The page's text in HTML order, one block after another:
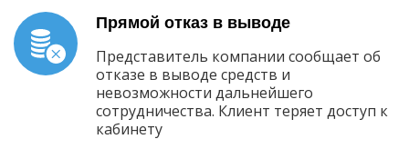
Прямой отказ в выводе
Представитель компании сообщает об
отказе в выводе средств и
невозможности дальнейшего
сотрудничества. Клиент теряет доступ к
кабинету